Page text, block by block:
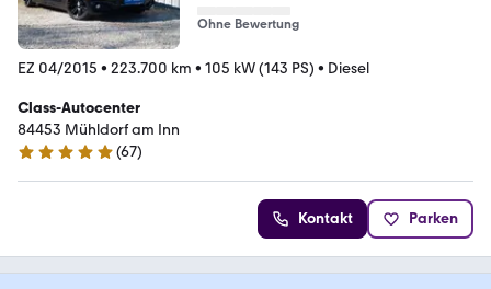
Ohne Bewertung
EZ 04/2015 • 223.700 km • 105 kW (143 PS) • Diesel
Class-Autocenter
84453 Mühldorf am Inn
5 Sterne
(67)
Kontakt Parken